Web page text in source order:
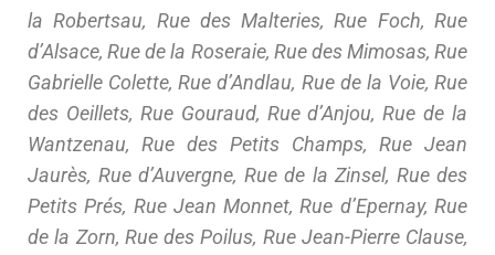
la Robertsau, Rue des Malteries, Rue Foch, Rue
d’Alsace, Rue de la Roseraie, Rue des Mimosas, Rue
Gabrielle Colette, Rue d’Andlau, Rue de la Voie, Rue
des Oeillets, Rue Gouraud, Rue d’Anjou, Rue de la
Wantzenau, Rue des Petits Champs, Rue Jean
Jaurès, Rue d’Auvergne, Rue de la Zinsel, Rue des
Petits Prés, Rue Jean Monnet, Rue d’Epernay, Rue
de la Zorn, Rue des Poilus, Rue Jean-Pierre Clause,